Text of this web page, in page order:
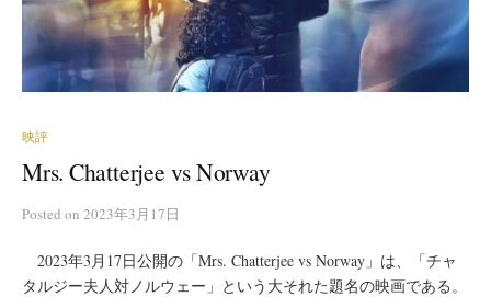
映評
Mrs. Chatterjee vs Norway
Posted on 2023年3月17日
2023年3月17日公開の「Mrs. Chatterjee vs Norway」は、「チャ
タルジー夫人対ノルウェー」という大それた題名の映画である。